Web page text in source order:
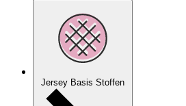
Jersey Basis Stoffen